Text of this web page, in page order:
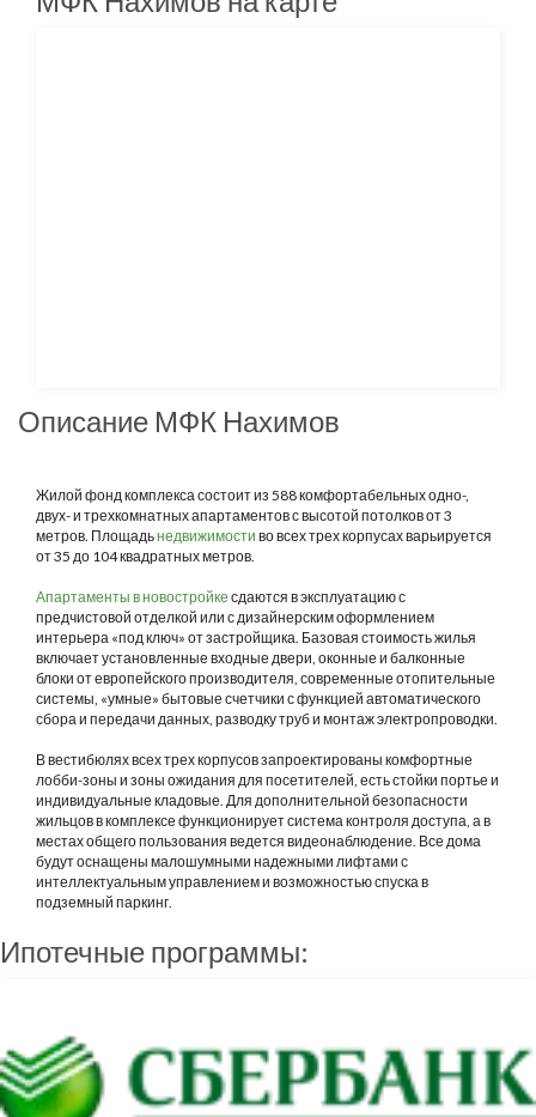
Описание МФК Нахимов
Жилой фонд комплекса состоит из 588 комфортабельных одно-,
двух- и трехкомнатных апартаментов с высотой потолков от 3
метров. Площадьнедвижимости во всех трех корпусах варьируется
от 35 до 104 квадратных метров.
Апартаменты в новостройке сдаются в эксплуатацию с
предчистовой отделкой или с дизайнерским оформлением
интерьера «под ключ» от застройщика. Базовая стоимость жилья
включает установленные входные двери, оконные и балконные
блоки от европейского производителя, современные отопительные
системы, «умные» бытовые счетчики с функцией автоматического
сбора и передачи данных, разводку труб и монтаж электропроводки.
В вестибюлях всех трех корпусов запроектированы комфортные
лобби-зоны и зоны ожидания для посетителей, есть стойки портье и
индивидуальные кладовые. Для дополнительной безопасности
жильцов в комплексе функционирует система контроля доступа, а в
местах общего пользования ведется видеонаблюдение. Все дома
будут оснащены малошумными надежными лифтами с
интеллектуальным управлением и возможностью спуска в
подземный паркинг.
Ипотечные программы: